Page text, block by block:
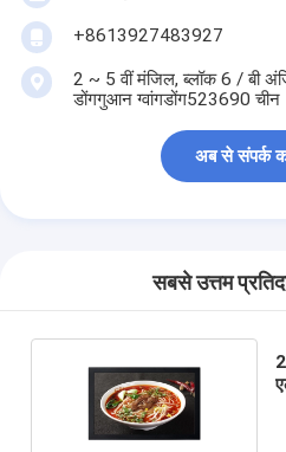
+8613927483927
2 ~ 5 वीं मंजिल, ब्लॉक 6 / बी
डोंगगुआन ग्वांगडोंग523690 चीन
अब से संपर्क
सबसे उत्तम